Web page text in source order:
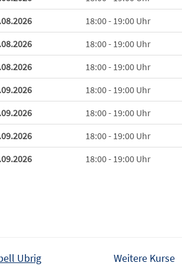
18:00 - 19:00 Uhr
18:00 - 19:00 Uhr
18:00 - 19:00 Uhr
18:00 - 19:00 Uhr
18:00 - 19:00 Uhr
18:00 - 19:00 Uhr
18:00 - 19:00 Uhr
Ubrig Weitere Kurse